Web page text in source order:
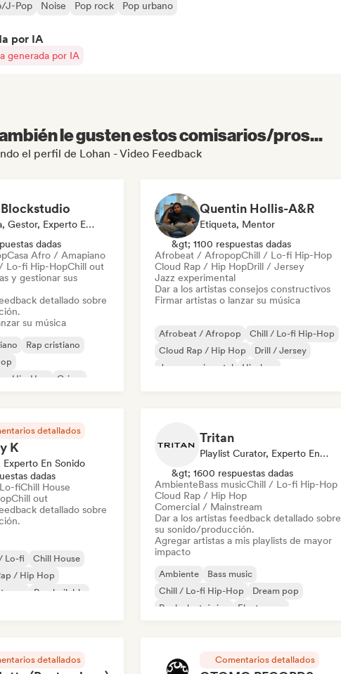
J-Pop Noise Pop rock Pop urbano
por IA
generada por IA
le gusten estos comisarios/pros...
el perfil de Lohan - Video Feedback
Etiqueta, Gestor, Experto En Sonido
dadas
Casa Afro / Amapiano
Lo-fi Hip-HopChill out
y gestionar sus
detallado sobre
su música
Rap cristiano
Hip-Hop
Grime
Quentin Hollis-A&R
Etiqueta, Mentor
&gt; 1100 respuestas dadas
Afrobeat / AfropopChill / Lo-fi Hip-Hop
Cloud Rap / Hip HopDrill / Jersey
Jazz experimental
Dar a los artistas consejos constructivos
Firmar artistas o lanzar su música
Afrobeat / Afropop
Chill / Lo-fi Hip-Hop
Cloud Rap / Hip Hop
Drill / Jersey
Jazz experimental
Hip-hop
detallados
K
Experto En Sonido
dadas
fiChill House
Chill out
detallado sobre
Lo-fi
Chill House
/ Hip Hop
Pop bailable
Tritan
Playlist Curator, Experto En Sonido
&gt; 1600 respuestas dadas
AmbienteBass musicChill / Lo-fi Hip-Hop
Cloud Rap / Hip Hop
Comercial / Mainstream
Dar a los artistas feedback detallado sobre
su sonido/producción.
Agregar artistas a mis playlists de mayor
impacto
Ambiente
Bass music
Chill / Lo-fi Hip-Hop
Dream pop
Rock electrónico
Electropop
detallados Comentarios detallados